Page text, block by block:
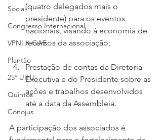
Social
Congresso Internacional
VPNI X GAE
Plantão
25º UIHJ
Quintos
Conojus
(quatro delegados mais o
presidente) para os eventos
nacionais, visando à economia de
recursos da associação;
Prestação de contas da Diretoria
Executiva e do Presidente sobre as
ações e trabalhos desenvolvidos
até a data da Assembleia.
A participação dos associados é